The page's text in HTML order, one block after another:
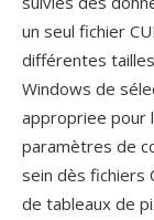
un seul fichier
différentes
Windows de
appropriee pour
paramètres de
sein dès fichiers
de tableaux de